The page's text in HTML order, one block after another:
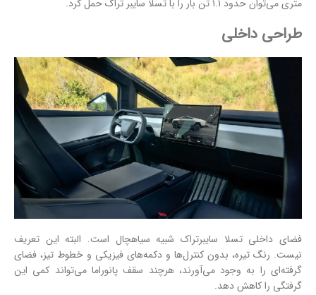
متری می‌توان حدود ۱.۱ تن بار را با تسلا سایبر تراک حمل کرد.
طراحی داخلی
فضای داخلی تسلا سایبرتراک شبیه سیاهچال است. البته این تعریف
نیست. رنگ تیره، بدون کنترل‌ها و دکمه‌های فیزیکی و خطوط تیز، فضای
گرفته‌ای را به وجود می‌آورند، هرچند سقف پانوراما می‌تواند کمی این
گرفتگی را کاهش دهد.